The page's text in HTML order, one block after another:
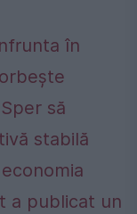
în
să
stabilă
a publicat un